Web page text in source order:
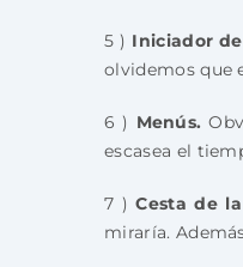
5 ) Iniciador
olvidemos que
6 ) Menús.
escasea el
7 )Cesta de
miraría.